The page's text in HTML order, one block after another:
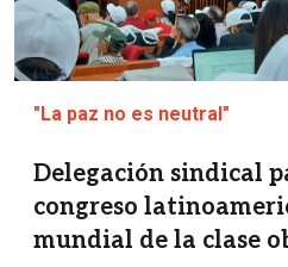
"La paz no es neutral"
Delegación sindical
congreso
mundial de la clase